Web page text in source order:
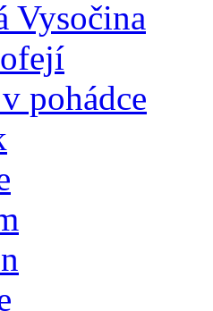
Vysočina
pohádce